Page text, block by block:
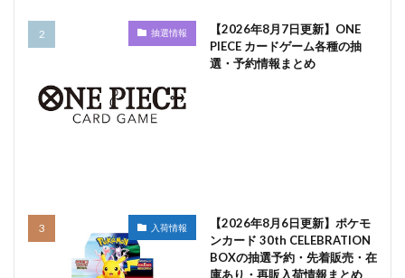
抽選情報
【2026年8月7日更新】ONE
PIECE カードゲーム各種の抽
選・予約情報まとめ
入荷情報
【2026年8月6日更新】ポケモ
ンカード 30th CELEBRATION
BOXの抽選予約・先着販売・在
庫あり・再販入荷情報まとめ